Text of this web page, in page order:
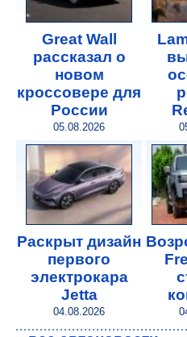
Great Wall
рассказал о
новом
кроссовере для
России
05.08.2026
Раскрыт дизайн
первого
электрокара
Jetta
04.08.2026